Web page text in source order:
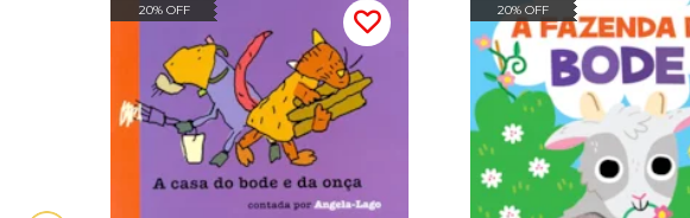
20% OFF 20% OFF